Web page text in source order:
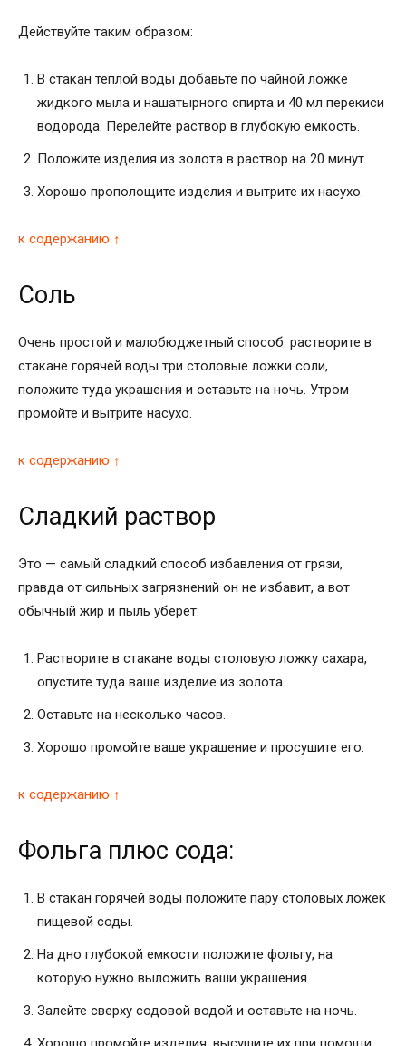
Действуйте таким образом:
В стакан теплой воды добавьте по чайной ложке
жидкого мыла и нашатырного спирта и 40 мл перекиси
водорода. Перелейте раствор в глубокую емкость.
Положите изделия из золота в раствор на 20 минут.
Хорошо прополощите изделия и вытрите их насухо.
к содержанию ↑
Соль
Очень простой и малобюджетный способ: растворите в
стакане горячей воды три столовые ложки соли,
положите туда украшения и оставьте на ночь. Утром
промойте и вытрите насухо.
к содержанию ↑
Сладкий раствор
Это — самый сладкий способ избавления от грязи,
правда от сильных загрязнений он не избавит, а вот
обычный жир и пыль уберет:
Растворите в стакане воды столовую ложку сахара,
опустите туда ваше изделие из золота.
Оставьте на несколько часов.
Хорошо промойте ваше украшение и просушите его.
к содержанию ↑
Фольга плюс сода:
В стакан горячей воды положите пару столовых ложек
пищевой соды.
На дно глубокой емкости положите фольгу, на
которую нужно выложить ваши украшения.
Залейте сверху содовой водой и оставьте на ночь.